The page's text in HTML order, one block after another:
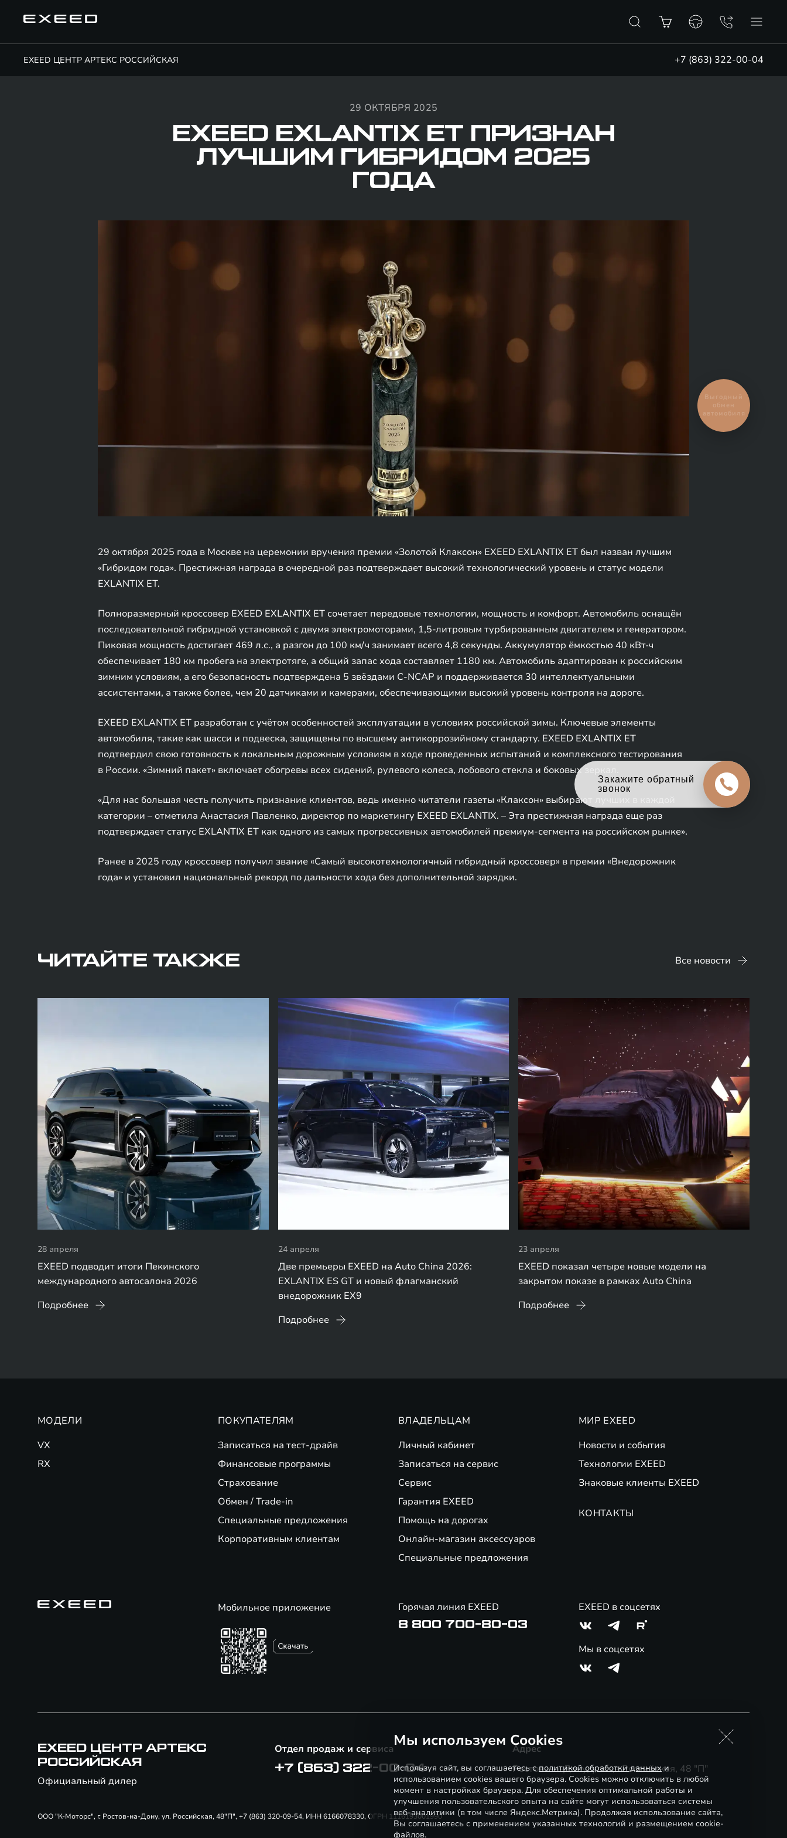
EXEED ЦЕНТР АРТЕКС РОССИЙСКАЯ +7 (863) 322-00-04
29 ОКТЯБРЯ 2025
EXEED EXLANTIX ET ПРИЗНАН
ЛУЧШИМ ГИБРИДОМ 2025
ГОДА
29 октября 2025 года в Москве на церемонии вручения премии «Золотой Клаксон» EXEED EXLANTIX ET был назван лучшим
«Гибридом года». Престижная награда в очередной раз подтверждает высокий технологический уровень и статус модели
EXLANTIX ET.
Полноразмерный кроссовер EXEED EXLANTIX ET сочетает передовые технологии, мощность и комфорт. Автомобиль оснащён
последовательной гибридной установкой с двумя электромоторами, 1,5-литровым турбированным двигателем и генератором.
Пиковая мощность достигает 469 л.с., а разгон до 100 км/ч занимает всего 4,8 секунды. Аккумулятор ёмкостью 40 кВт·ч
обеспечивает 180 км пробега на электротяге, а общий запас хода составляет 1180 км. Автомобиль адаптирован к российским
зимним условиям, а его безопасность подтверждена 5 звёздами C-NCAP и поддерживается 30 интеллектуальными
ассистентами, а также более, чем 20 датчиками и камерами, обеспечивающими высокий уровень контроля на дороге.
EXEED EXLANTIX ET разработан с учётом особенностей эксплуатации в условиях российской зимы. Ключевые элементы
автомобиля, такие как шасси и подвеска, защищены по высшему антикоррозийному стандарту. EXEED EXLANTIX ET
подтвердил свою готовность к локальным дорожным условиям в ходе проведенных испытаний и комплексного тестирования
в России. «Зимний пакет» включает обогревы всех сидений, рулевого колеса, лобового стекла и боковых зеркал.
«Для нас большая честь получить признание клиентов, ведь именно читатели газеты «Клаксон» выбирают лучших в каждой
категории – отметила Анастасия Павленко, директор по маркетингу EXEED EXLANTIX. – Эта престижная награда еще раз
подтверждает статус EXLANTIX ET как одного из самых прогрессивных автомобилей премиум-сегмента на российском рынке».
Ранее в 2025 году кроссовер получил звание «Самый высокотехнологичный гибридный кроссовер» в премии «Внедорожник
года» и установил национальный рекорд по дальности хода без дополнительной зарядки.
ЧИТАЙТЕ ТАКЖЕ Все новости
28 апреля
EXEED подводит итоги Пекинского
международного автосалона 2026
Подробнее
24 апреля
Две премьеры EXEED на Auto China 2026:
EXLANTIX ES GT и новый флагманский
внедорожник EX9
Подробнее
23 апреля
EXEED показал четыре новые модели на
закрытом показе в рамках Auto China
Подробнее
МОДЕЛИ
VX
RX
ПОКУПАТЕЛЯМ
Записаться на тест-драйв
Финансовые программы
Страхование
Обмен / Trade-in
Специальные предложения
Корпоративным клиентам
ВЛАДЕЛЬЦАМ
Личный кабинет
Записаться на сервис
Сервис
Гарантия EXEED
Помощь на дорогах
Онлайн-магазин аксессуаров
Специальные предложения
МИР EXEED
Новости и события
Технологии EXEED
Знаковые клиенты EXEED
КОНТАКТЫ
Мобильное приложение Горячая линия EXEED
8 800 700-80-03
EXEED в соцсетях
Мы в соцсетях
EXEED ЦЕНТР АРТЕКС
РОССИЙСКАЯ
Официальный дилер
Отдел продаж и сервиса
+7 (863) 322-00-04
Адрес
Ростов-на-Дону, улица Российская, 48 "П"
ООО "К-Моторс", г. Ростов-на-Дону, ул. Российская, 48"П", +7 (863) 320-09-54, ИНН 6166078330, ОГРН 1116193001990
Мы используем Cookies
Используя сайт, вы соглашаетесь сполитикой обработки данныхи
использованием cookies вашего браузера. Cookies можно отключить в любой
момент в настройках браузера. Для обеспечения оптимальной работы и
улучшения пользовательского опыта на сайте могут использоваться системы
веб-аналитики (в том числе Яндекс.Метрика). Продолжая использование сайта,
Вы соглашаетесь с применением указанных технологий и размещением cookie-
файлов.
Выгодный
обмен
автомобиля
Оцените свой авто
в обмен на новый